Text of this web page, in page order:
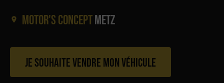
Motor's conceptMetz
Je souhaite vendre mon véhicule